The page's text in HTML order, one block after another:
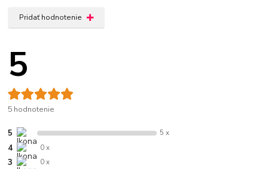
Pridať hodnotenie
5
5 hodnotenie
5 5 x
4 0 x
3 0 x